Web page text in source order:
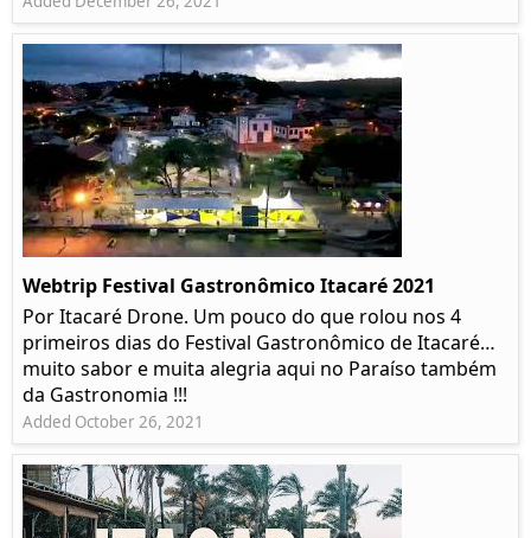
Webtrip Festival Gastronômico Itacaré 2021
Por Itacaré Drone. Um pouco do que rolou nos 4
primeiros dias do Festival Gastronômico de Itacaré…
muito sabor e muita alegria aqui no Paraíso também
da Gastronomia !!!
Added October 26, 2021